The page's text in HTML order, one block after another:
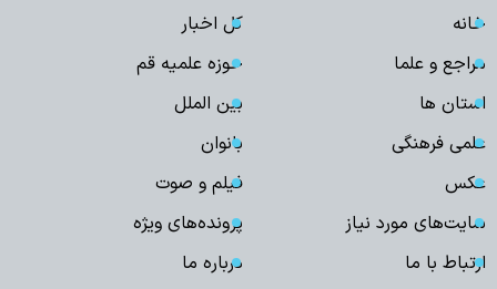
خانه
کل اخبار
مراجع و علما
حوزه علمیه قم
استان ها
بین الملل
علمی فرهنگی
بانوان
عکس
فیلم و صوت
سایت‌های مورد نیاز
پرونده‌های ویژه
ارتباط با ما
درباره ما